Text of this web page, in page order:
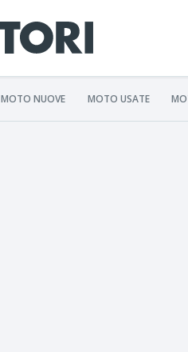
MOTO NUOVE MOTO USATE